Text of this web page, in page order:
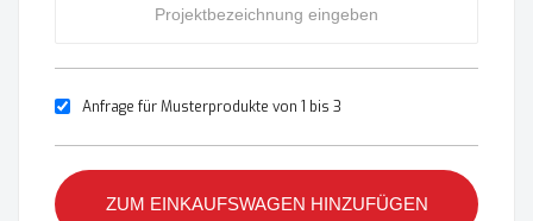
Anfrage für Musterprodukte von 1 bis 3
ZUM EINKAUFSWAGEN HINZUFÜGEN